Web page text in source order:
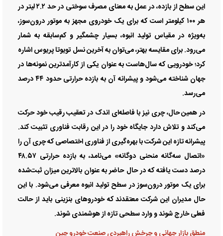
این سطح از بازده، در عمل به معنای مصرف سوختی در حد ۲.۲ لیتر در
هر ۱۰۰ کیلومتر است که برای یک خودروی مجهز به موتور درون‌سوز،
به‌ویژه در مقیاس تولید انبوه، بسیار چشمگیر و کم‌سابقه به شمار
می‌رود. برای مقایسه بهتر، می‌توان به آخرین نسل تویوتا پریوس اشاره
کرد؛ خودرویی که سال‌هاست به عنوان یکی از کارآمدترین نمونه‌ها در
جهان شناخته می‌شود و پیشرانه آن به بازده حرارتی حدود ۴۴ درصد
می‌رسد.
در همین حال، چری نیز با فاصله‌ای اندک در تعقیب رقیب خود حرکت
می‌کند و تلاش دارد جایگاه خود را در این رقابت فناوری تثبیت کند.
پیشرانه تازه این شرکت با بهره‌گیری از فناوری اختصاصی که چری آن را
«اتصال سه‌گانه منحنی دوگانه» می‌نامد، به بازده حرارتی ۴۸.۵۷
درصد دست یافته که در حال حاضر به عنوان بالاترین میزان ثبت‌شده
برای یک موتور درون‌سوز در سطح تولید انبوه معرفی می‌شود. با این
حال مدیران این شرکت معتقدند که خودروهای بنزینی باید از حالت
فعلی خارج شوند و وارد سطحی تازه از هوشمندی شوند.
منطق بازار جهانی و چرخش راهبردی صنعت خودرو چین